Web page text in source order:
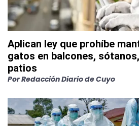
Aplican ley que prohíbe
gatos en balcones,
patios
PorRedacción Diario de Cuyo